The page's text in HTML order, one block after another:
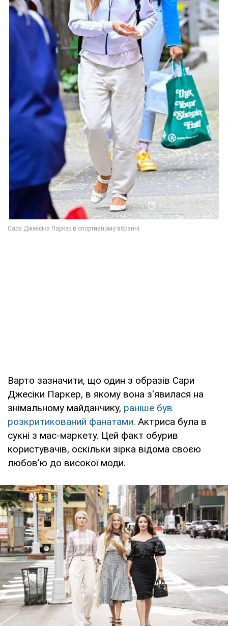
Варто зазначити, що один з образів Сари
Джесіки Паркер, в якому вона з'явилася на
знімальному майданчику, раніше був
розкритикований фанатами. Актриса була в
сукні з мас-маркету. Цей факт обурив
користувачів, оскільки зірка відома своєю
любов'ю до високої моди.